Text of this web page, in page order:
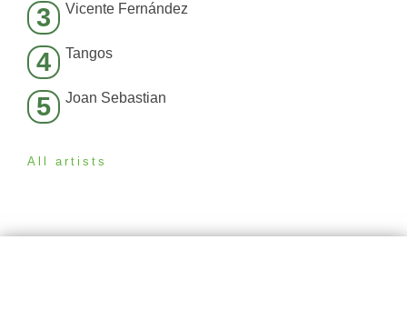
3 Vicente Fernández
4 Tangos
5 Joan Sebastian
All artists